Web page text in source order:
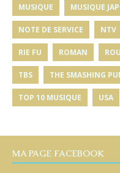
MUSIQUE MUSIQUE
NOTE DE SERVICE NTV
RIE FU ROMAN
TBS THE SMASHING
TOP 10 MUSIQUE USA
MA PAGE FACEBOOK